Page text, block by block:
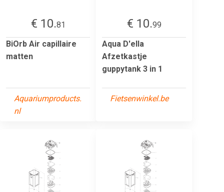
€ 10.81
BiOrb Air capillaire
matten
Aquariumproducts.
nl
€ 10.99
Aqua D'ella
Afzetkastje
guppytank 3 in 1
Fietsenwinkel.be